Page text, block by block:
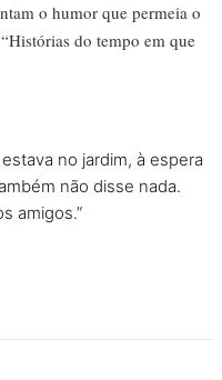
o humor que permeia o
do tempo em que
no jardim, à espera
não disse nada.
amigos.”